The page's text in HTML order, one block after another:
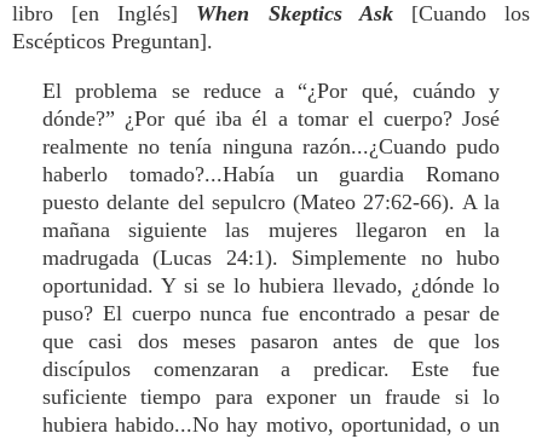
libro [en Inglés] When Skeptics Ask[Cuando los
Escépticos Preguntan].
El problema se reduce a “¿Por qué, cuándo y
dónde?” ¿Por qué iba él a tomar el cuerpo? José
realmente no tenía ninguna razón...¿Cuando pudo
haberlo tomado?...Había un guardia Romano
puesto delante del sepulcro (Mateo 27:62-66). A la
mañana siguiente las mujeres llegaron en la
madrugada (Lucas 24:1). Simplemente no hubo
oportunidad. Y si se lo hubiera llevado, ¿dónde lo
puso? El cuerpo nunca fue encontrado a pesar de
que casi dos meses pasaron antes de que los
discípulos comenzaran a predicar. Este fue
suficiente tiempo para exponer un fraude si lo
hubiera habido...No hay motivo, oportunidad, o un